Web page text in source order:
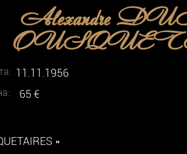
Alexandre
11.11.1956
65 €
»